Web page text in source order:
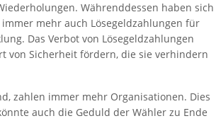
Währenddessen haben sich
mehr auch Lösegeldzahlungen für
Das Verbot von Lösegeldzahlungen
von Sicherheit fördern, die sie verhindern
zahlen immer mehr Organisationen. Dies
auch die Geduld der Wähler zu Ende